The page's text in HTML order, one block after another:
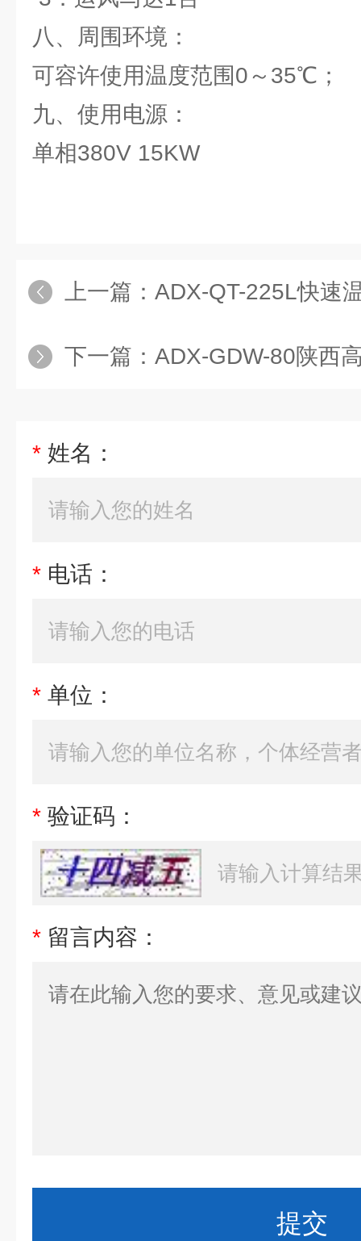
八、周围环境：
可容许使用温度范围0～35℃；
九、使用电源：
单相380V 15KW
上一篇： ADX-QT-225L快速温变高低
下一篇： ADX-GDW-80陕西
* 姓名：
* 电话：
* 单位：
* 验证码：
* 留言内容：